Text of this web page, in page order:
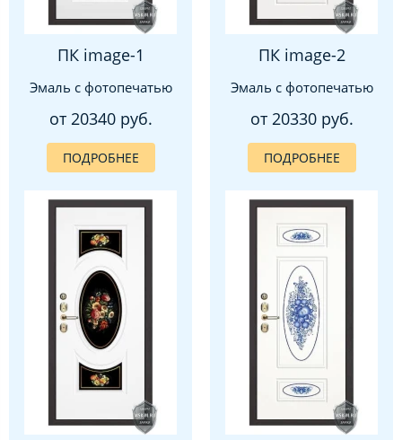
ПК image-1
Эмаль с фотопечатью
от 20340 руб.
ПОДРОБНЕЕ
ПК image-2
Эмаль с фотопечатью
от 20330 руб.
ПОДРОБНЕЕ